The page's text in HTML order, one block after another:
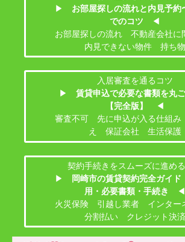
▶
お部屋探しの流れと内見予約
でのコツ
◀
お部屋探しの流れ 不動産会社
内見できない物件 持ち物
入居審査を通るコツ
▶
賃貸申込で必要な書類を丸
【完全版】
◀
審査不可 先に申込が入る仕組
え 保証会社 生活保護
契約手続きをスムーズに進め
▶
岡崎市の賃貸契約完全ガイド
用・必要書類・手続き
◀
火災保険 引越し業者 インター
分割払い クレジット決済